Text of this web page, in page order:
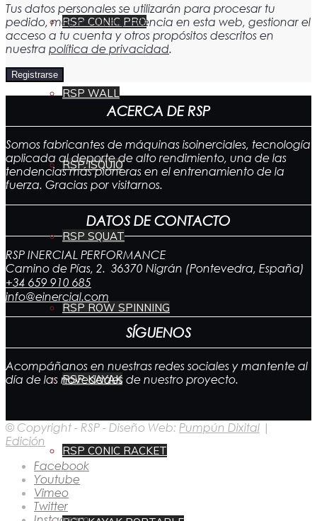
RSP CONIC PRO
RSP WALL
RSP ISQUIO
RSP SQUAT
RSP ROW SPINNING
RSP KAYAK
RSP CONIC RACKET
Tus datos personales se utilizarán para procesar tu
pedido, mejorar tu experiencia en esta web, gestionar el
acceso a tu cuenta y otros propósitos descritos en
nuestra política de privacidad
Registrarse
ACERCA DE RSP
Somos fabricantes de máquinas isoinerciales, tecnología
aplicada al deporte de alto rendimiento, una de las
tendencias más pioneras en el entrenamiento de la
fuerza. Gracias por visitarnos.
DATOS DE CONTACTO
RSP INERCIAL PERFORMANCE
Camino de Pías, 2. 36370 Nigrán (Pontevedra, España)
+34 659 910 685
info@einercial.com
SÍGUENOS
Acompáñanos en nuestras redes sociales y mantente al
día de las novedades de nuestro proyecto.
© Copyright - RSP - Diseño Web: Pumpún Dixital |
Edición
Facebook
Youtube
Vimeo
Twitter